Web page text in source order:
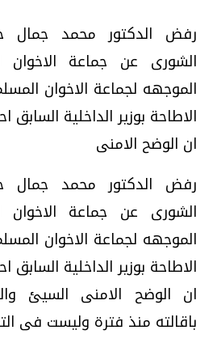
رفض الدكتور محمد
الشورى عن جماعة الاخوان
الموجهه لجماعة الاخوان
الاطاحة بوزير الداخلية
ان الوضح الامنى
رفض الدكتور محمد
الشورى عن جماعة الاخوان
الموجهه لجماعة الاخوان
الاطاحة بوزير الداخلية
ان الوضح الامنى السيئ
باقالته منذ فترة وليست فى